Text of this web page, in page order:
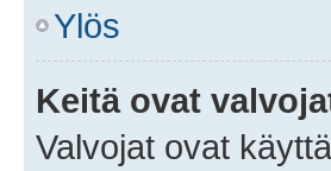
Ylös
Keitä ovat
Valvojat ovat